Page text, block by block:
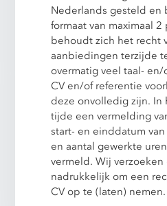
Nederlands gesteld en
formaat van maximaal 2
behoudt zich het recht
aanbiedingen terzijde
overmatig veel taal-
CV en/of referentie
deze onvolledig zijn. In
tijde een vermelding
start- en einddatum
en aantal gewerkte
vermeld. Wij
nadrukkelijk om een
CV op te (laten) nemen.